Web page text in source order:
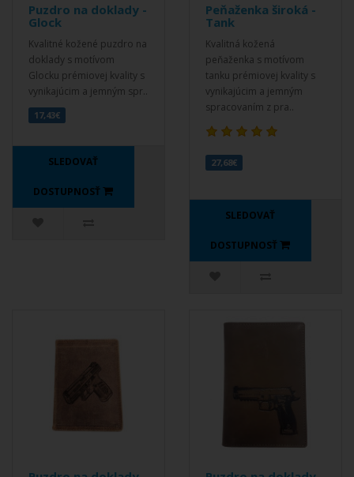
Puzdro na doklady -
Glock
Kvalitné kožené puzdro na
doklady s motívom
Glocku prémiovej kvality s
vynikajúcim a jemným spr..
17,43€
SLEDOVAŤ
DOSTUPNOSŤ
Peňaženka široká -
Tank
Kvalitná kožená
peňaženka s motívom
tanku prémiovej kvality s
vynikajúcim a jemným
spracovaním z pra..
27,68€
SLEDOVAŤ
DOSTUPNOSŤ